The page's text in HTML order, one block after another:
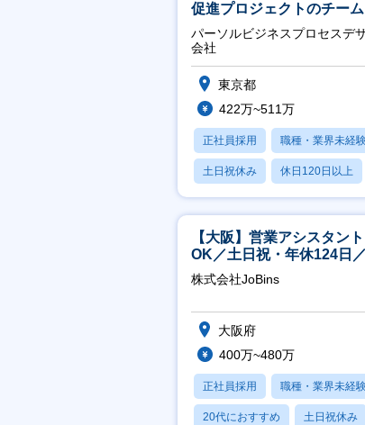
促進プロジェクトのチー
パーソルビジネスプロセスデ
会社
東京都
422万~511万
正社員採用 職種・業界未経
土日祝休み 休日120日以上
産休・育休あり
【大阪】営業アシスタン
OK／土日祝・年休124日
万～／転勤なし】
株式会社JoBins
大阪府
400万~480万
正社員採用 職種・業界未経
20代におすすめ 土日祝休み